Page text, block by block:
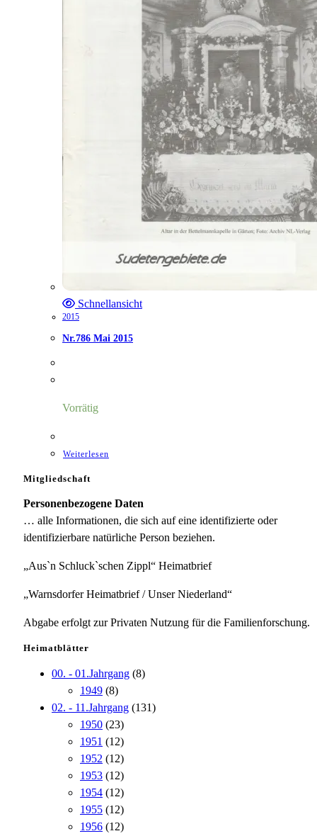
Schnellansicht
2015
Nr.786 Mai 2015
Vorrätig
Weiterlesen
Mitgliedschaft
Personenbezogene Daten
… alle Informationen, die sich auf eine identifizierte oder
identifizierbare natürliche Person beziehen.
„Aus`n Schluck`schen Zippl“ Heimatbrief
„Warnsdorfer Heimatbrief / Unser Niederland“
Abgabe erfolgt zur Privaten Nutzung für die Familienforschung.
Heimatblätter
00. - 01.Jahrgang (8)
1949 (8)
02. - 11.Jahrgang (131)
1950 (23)
1951 (12)
1952 (12)
1953 (12)
1954 (12)
1955 (12)
1956 (12)